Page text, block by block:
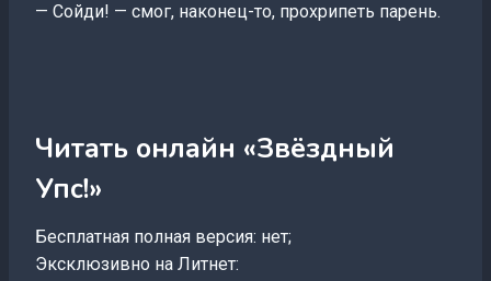
— Сойди! — смог, наконец-то, прохрипеть парень.
Читать онлайн «Звёздный
Упс!»
Бесплатная полная версия: нет;
Эксклюзивно на Литнет: